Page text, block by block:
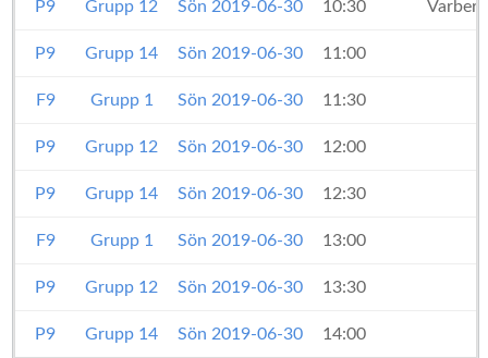
P9 Grupp 12 Sön 2019-06-30 10:30
P9 Grupp 14 Sön 2019-06-30 11:00
F9 Grupp 1 Sön 2019-06-30 11:30
P9 Grupp 12 Sön 2019-06-30 12:00
P9 Grupp 14 Sön 2019-06-30 12:30
F9 Grupp 1 Sön 2019-06-30 13:00
P9 Grupp 12 Sön 2019-06-30 13:30
P9 Grupp 14 Sön 2019-06-30 14:00